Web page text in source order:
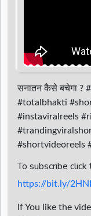
सनातन कैसे बचेगा ?
#totalbhakti
#instaviralreels
#shortvideoreels
To subscribe click
https://bit.ly/
If You like the